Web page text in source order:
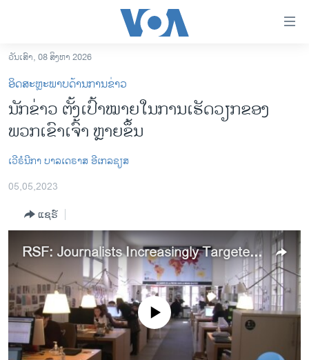
ເຂົ້າ
ຫາ
ຂ້າມ
ຂ້າມ
ຂ້າມ
ຫາ
ຊອກ
ຄົ້ນ
ລາວ
ອາເມຣິກາ
ການເລືອກຕັ້ງ ປະທານາທີບໍດີ ສະຫະລັດ 2024
ໂລກ
ເອເຊຍ
ອິດສະຫຼະພາບດ້ານການຂ່າວ
ຊີວິດຊາວລາວ
ຊຸມຊົນຊາວລາວ
ວິທະຍາສາດ-ເທັກໂນໂລຈີ
ທຸລະກິດ
ວັນເສົາ, 08 ສິງຫາ 2026
ອິດສະຫຼະພາບດ້ານການຂ່າວ
ນັກຂ່າວ ຕັ້ງເປົ້າໝາຍໃນການເຮັດວຽກຂອງ
ພວກເຂົາເຈົ້າ ຫຼາຍຂຶ້ນ
ເວີຣໍນີກາ ບາລເດຣາສ ອີເກລຊຽສ
05,05,2023
ແຊຣ໌
RSF: Journalists Increasingly Targeted for Their Work
No media source currently available